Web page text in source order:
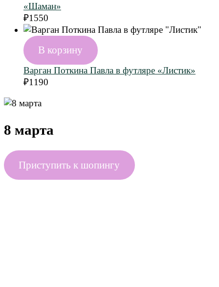
«Шаман»
₽1550
В корзину
Варган Поткина Павла в футляре «Листик»
₽1190
8 марта
Приступить к шопингу